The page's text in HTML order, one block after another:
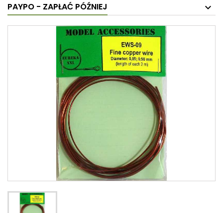
PAYPO - ZAPŁAĆ PÓŹNIEJ